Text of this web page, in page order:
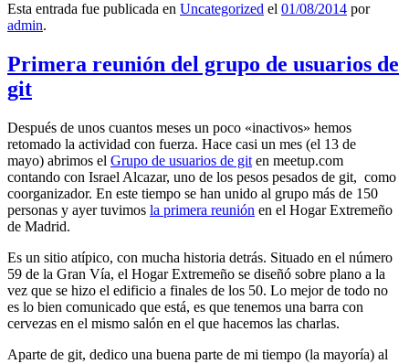
Esta entrada fue publicada en Uncategorized el 01/08/2014 por
admin.
Primera reunión del grupo de usuarios de
git
Después de unos cuantos meses un poco «inactivos» hemos
retomado la actividad con fuerza. Hace casi un mes (el 13 de
mayo) abrimos el Grupo de usuarios de git en meetup.com
contando con Israel Alcazar, uno de los pesos pesados de git, como
coorganizador. En este tiempo se han unido al grupo más de 150
personas y ayer tuvimos la primera reunión en el Hogar Extremeño
de Madrid.
Es un sitio atípico, con mucha historia detrás. Situado en el número
59 de la Gran Vía, el Hogar Extremeño se diseñó sobre plano a la
vez que se hizo el edificio a finales de los 50. Lo mejor de todo no
es lo bien comunicado que está, es que tenemos una barra con
cervezas en el mismo salón en el que hacemos las charlas.
Aparte de git, dedico una buena parte de mi tiempo (la mayoría) al